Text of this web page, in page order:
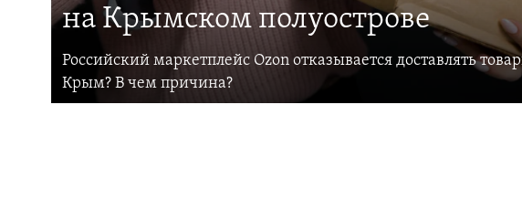
на Крымском полуострове
Российский маркетплейс Ozon отказывается доставлять
Крым? В чем причина?